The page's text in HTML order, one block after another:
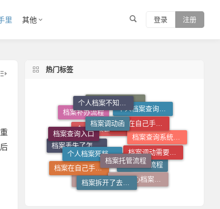
登录 注册
里 其他
热门标签
档案丢失了怎么办
档案存放流程
人才中心档案接收流程
档案拆开了去哪里封
档案在自己手里怎么办
档案丢失了怎么补 个人档案去向查询
档案存放机构
档案查询系统官网
档案调动需要什么手续
档案托管流程
个人档案死档激活
档案查询入口
档案补办流程 档案拆开了怎么补救
个人档案查询系统
档案在自己手里怎么放到人才市场
档案调动函